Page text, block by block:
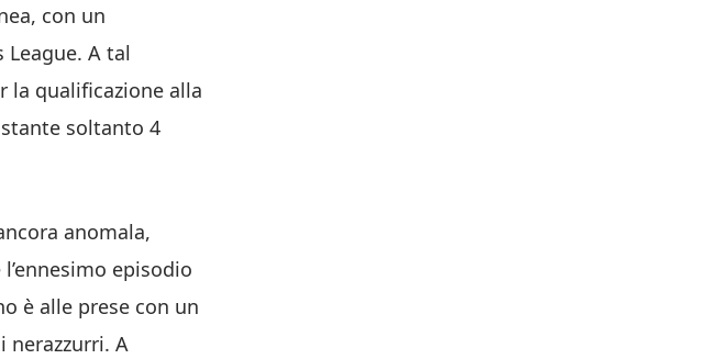
con un
A tal
la qualificazione alla
soltanto 4
anomala,
episodio
è alle prese con un
nerazzurri. A